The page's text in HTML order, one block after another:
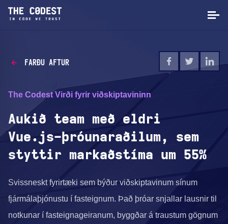
FARÐU AFTUR
The Codest Virði fyrir viðskiptavininn
Aukið team með eldri
Vue.js-þróunaraðilum, sem
styttir markaðstíma um 55%
Svissneskt fyrirtæki sem býður viðskiptavinum sínum
fjármálaþjónustu í fasteignum. Það þróar snjallar lausnir til
notkunar í fasteignageiranum, byggðar á traustum gögnum